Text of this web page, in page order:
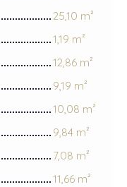
25,10 m²
1,19 m²
12,86 m²
9,19 m²
10,08 m²
9,84 m²
7,08 m²
11,66 m²